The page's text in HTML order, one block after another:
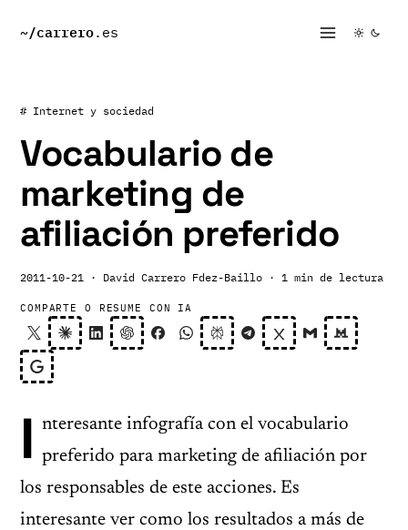
~/carrero.es
# Internet y sociedad
Vocabulario de
marketing de
afiliación preferido
2011-10-21 · David Carrero Fdez-Baillo · 1 min de lectura
COMPARTE O RESUME CON IA
I nteresante infografía con el vocabulario
preferido para marketing de afiliación por
los responsables de este acciones. Es
interesante ver como los resultados a más de